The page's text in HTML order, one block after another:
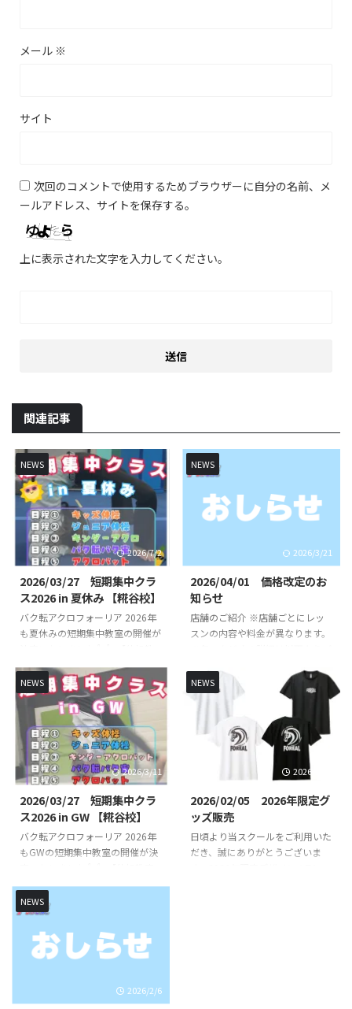
メール ※
サイト
次回のコメントで使用するためブラウザーに自分の名前、メ
ールアドレス、サイトを保存する。
上に表示された文字を入力してください。
関連記事
NEWS
2026/7/2
2026/03/27 短期集中クラ
ス2026 in 夏休み 【糀谷校】
バク転アクロフォーリア 2026年
も夏休みの短期集中教室の開催が
室短期集中クラス】【バク転バク
宙短期集中クラス】【アクロバッ
ト短期集中クラス】を開講いたし
ます！バク転を出来るようになり
たいお子様やできるようになりた
い技など基礎基本から競技レベル
の技まで練習していきます👌 初
心者未経験の方でもスタッフが丁
は、全日本大会出場経験のある先
生が直接指導いたします👨‍🏫 短
期集中クラス概要 日時・日程 日
程１（キッズ体操） ①8月12日
NEWS
2026/3/21
2026/04/01 価格改定のお
知らせ
店舗のご紹介 ※店舗ごとにレッ
スンの内容や料金が異なります。
校 （直営校） FOREAL京急蒲田校
のレッスンスケジュールや開講ク
い。 FOREAL京急蒲田校 COZY蒲
田校 （定期レッスン） COZY蒲
田校のレッスンスケジュールや開
講クラスはこちらからご確認くだ
川崎校 （定期レッスン）
SHOWBUZZ川崎校のレッスンス
ケジュールや開講クラスはこちら
からご確認ください。 ...
NEWS
2026/3/11
2026/03/27 短期集中クラ
ス2026 in GW 【糀谷校】
バク転アクロフォーリア 2026年
もGWの短期集中教室の開催が決
短期集中クラス】【バク転バク宙
短期集中クラス】【アクロバット
短期集中クラス】を開講いたしま
す！バク転を出来るようになりた
いお子様やできるようになりたい
技など基礎基本から競技レベルの
者未経験の方でもスタッフが丁寧
NEWS
2026/2/19
2026/02/05 2026年限定グ
ッズ販売
日頃より当スクールをご利用いた
だき、誠にありがとうございま
NEWS
2026/2/6